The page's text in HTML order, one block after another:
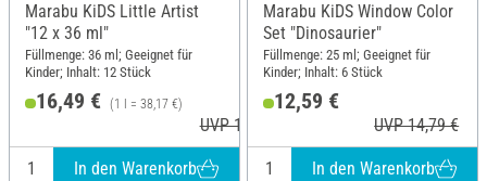
Marabu KiDS Little Artist
"12 x 36 ml"
Füllmenge: 36 ml; Geeignet für
Kinder; Inhalt: 12 Stück
16,49 € (1 l = 38,17 €)
UVP 18,49 €
In den Warenkorb
Marabu KiDS Window Color
Set "Dinosaurier"
Füllmenge: 25 ml; Geeignet für
Kinder; Inhalt: 6 Stück
12,59 €
UVP 14,79 €
In den Warenkorb